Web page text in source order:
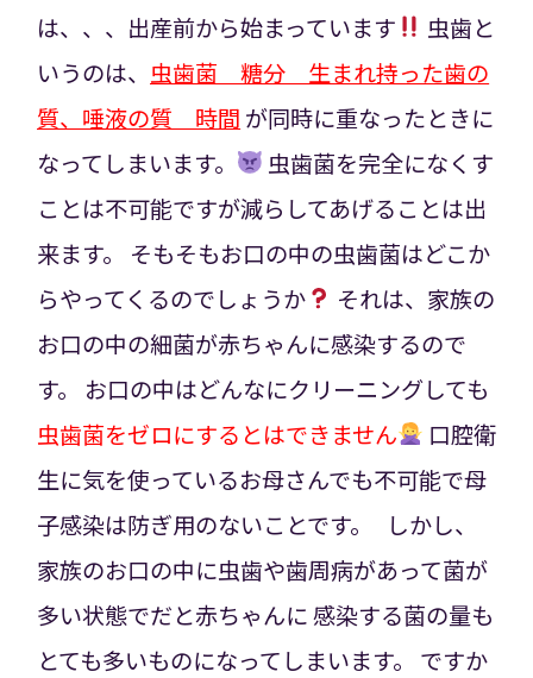
は、、、出産前から始まっています
虫歯と
いうのは、 虫歯菌 糖分 生まれ持った歯の
質、唾液の質 時間 が同時に重なったときに
なってしまいます。
虫歯菌を完全になくす
ことは不可能ですが減らしてあげることは出
来ます。
そもそもお口の中の虫歯菌はどこか
らやってくるのでしょうか
それは、家族の
お口の中の細菌が赤ちゃんに感染するので
す。
お口の中はどんなにクリーニングしても
虫歯菌をゼロにするとはできません
口腔衛
生に気を使っているお母さんでも不可能で母
子感染は防ぎ用のないことです。
しかし、
家族のお口の中に虫歯や歯周病があって菌が
多い状態でだと赤ちゃんに感染する菌の量も
とても多いものになってしまいます。
ですか